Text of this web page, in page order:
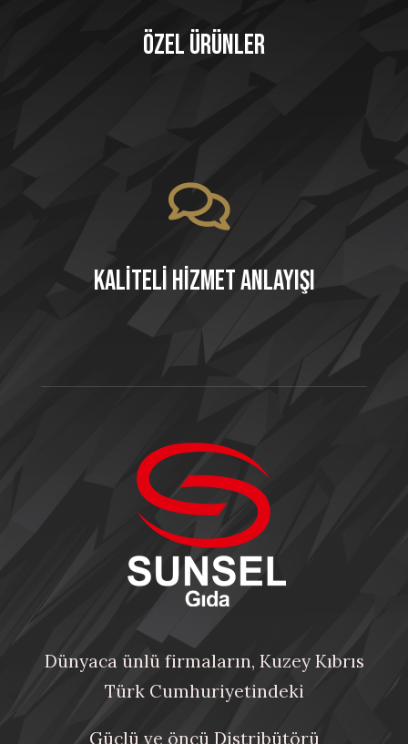
Özel Ürünler
Kaliteli Hizmet Anlayışı
Dünyaca ünlü firmaların, Kuzey Kıbrıs
Türk Cumhuriyetindeki
Güçlü ve öncü Distribütörü